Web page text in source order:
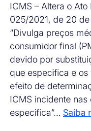
ICMS – Altera o Ato
025/2021, de 20
“Divulga preços
consumidor final
devido por
que especifica e
efeito de
ICMS incidente
especifica”… Saiba